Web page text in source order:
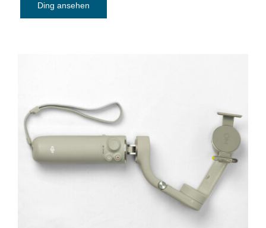
Ding ansehen
DJI Osmo Gimbal – Perfekt
ausbalancierte Smartphonevideos: DJI
OM 5 Gimbal